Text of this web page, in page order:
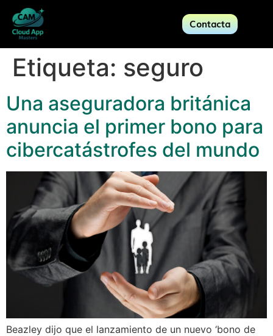
Contacta
Etiqueta: seguro
Una aseguradora británica
anuncia el primer bono para
cibercatástrofes del mundo
Beazley dijo que el lanzamiento de un nuevo ‘bono de